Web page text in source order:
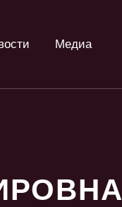
Медиа